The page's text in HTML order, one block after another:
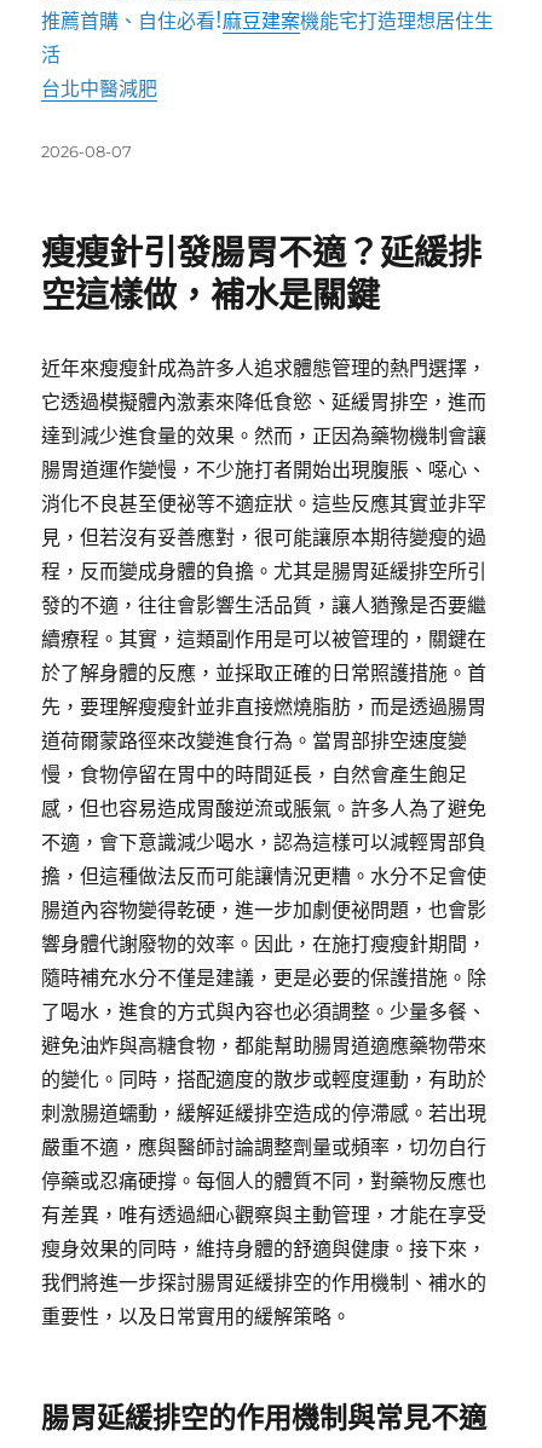
推薦首購、自住必看!麻豆建案機能宅打造理想居住生
活
台北中醫減肥
發
2026-08-07
瘦瘦針引發腸胃不適？延緩排
空這樣做，補水是關鍵
近年來瘦瘦針成為許多人追求體態管理的熱門選擇，
它透過模擬體內激素來降低食慾、延緩胃排空，進而
達到減少進食量的效果。然而，正因為藥物機制會讓
腸胃道運作變慢，不少施打者開始出現腹脹、噁心、
消化不良甚至便祕等不適症狀。這些反應其實並非罕
見，但若沒有妥善應對，很可能讓原本期待變瘦的過
程，反而變成身體的負擔。尤其是腸胃延緩排空所引
發的不適，往往會影響生活品質，讓人猶豫是否要繼
續療程。其實，這類副作用是可以被管理的，關鍵在
於了解身體的反應，並採取正確的日常照護措施。首
先，要理解瘦瘦針並非直接燃燒脂肪，而是透過腸胃
道荷爾蒙路徑來改變進食行為。當胃部排空速度變
慢，食物停留在胃中的時間延長，自然會產生飽足
感，但也容易造成胃酸逆流或脹氣。許多人為了避免
不適，會下意識減少喝水，認為這樣可以減輕胃部負
擔，但這種做法反而可能讓情況更糟。水分不足會使
腸道內容物變得乾硬，進一步加劇便祕問題，也會影
響身體代謝廢物的效率。因此，在施打瘦瘦針期間，
隨時補充水分不僅是建議，更是必要的保護措施。除
了喝水，進食的方式與內容也必須調整。少量多餐、
避免油炸與高糖食物，都能幫助腸胃道適應藥物帶來
的變化。同時，搭配適度的散步或輕度運動，有助於
刺激腸道蠕動，緩解延緩排空造成的停滯感。若出現
嚴重不適，應與醫師討論調整劑量或頻率，切勿自行
停藥或忍痛硬撐。每個人的體質不同，對藥物反應也
有差異，唯有透過細心觀察與主動管理，才能在享受
瘦身效果的同時，維持身體的舒適與健康。接下來，
我們將進一步探討腸胃延緩排空的作用機制、補水的
重要性，以及日常實用的緩解策略。
腸胃延緩排空的作用機制與常見不適